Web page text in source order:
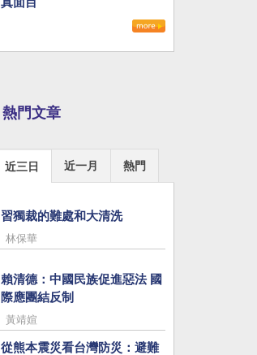
熱門文章
近三日 近一月 熱門
習獨裁的難處和大清洗
林保華
賴清德：中國民族促進惡法 國
際應團結反制
黃靖媗
從熊本震災看台灣防災：避難